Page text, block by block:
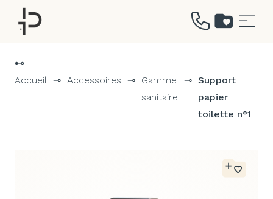
⊷
Accueil ⊸ Accessoires ⊸ Gamme
sanitaire
⊸ Support
papier
toilette n°1